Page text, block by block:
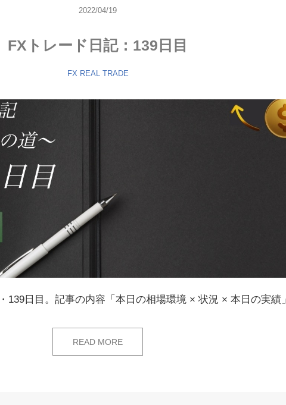
2022/04/19
FXトレード日記：139日目
FX REAL TRADE
139日目。記事の内容「本日の相場環境 × 状況 × 本日の実績」
READ MORE